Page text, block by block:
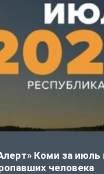
Коми за июль
человека